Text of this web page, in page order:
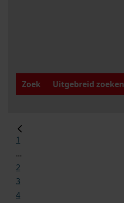
Zoek
Uitgebreid zoeken
1
...
2
3
4